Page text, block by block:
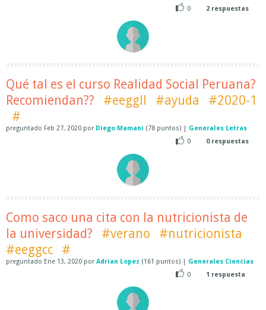
0
2 respuestas
Qué tal es el curso Realidad Social Peruana?
Recomiendan??
#eeggll #ayuda
#2020-1
#
preguntado Feb 27, 2020 por Diego Mamani (78 puntos) | Generales Letras
0
0respuestas
Como saco una cita con la nutricionista de
la universidad?
#verano
#nutricionista
#eeggcc
#
preguntado Ene 13, 2020 por Adrian Lopez (161 puntos) | Generales Ciencias
0
1 respuesta